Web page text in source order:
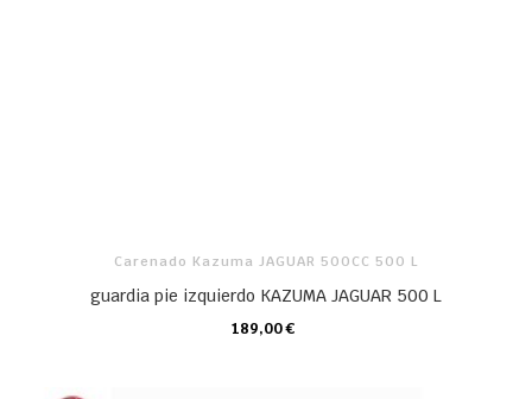
Carenado Kazuma JAGUAR 500CC 500 L
guardia pie izquierdo KAZUMA JAGUAR 500 L
189,00 €
CARRO